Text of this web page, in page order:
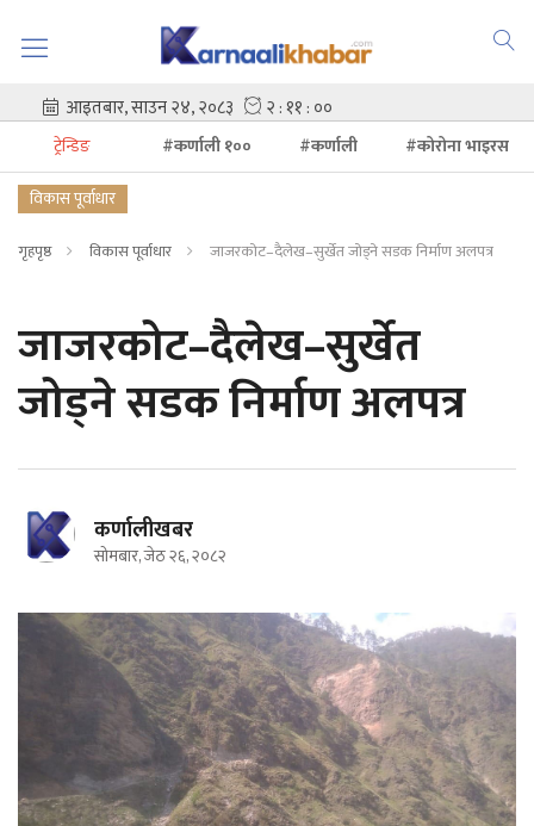
ट्रेन्डिङ #कर्णाली १०० #कर्णाली
#कोरोना भाइरस
विकास पूर्वाधार
गृहपृष्ठ विकास पूर्वाधार जाजरकोट–दैलेख–सुर्खेत जोड्ने सडक निर्माण अलपत्र
जाजरकोट–दैलेख–सुर्खेत
जोड्ने सडक निर्माण अलपत्र
कर्णालीखबर
सोमबार, जेठ २६, २०८२